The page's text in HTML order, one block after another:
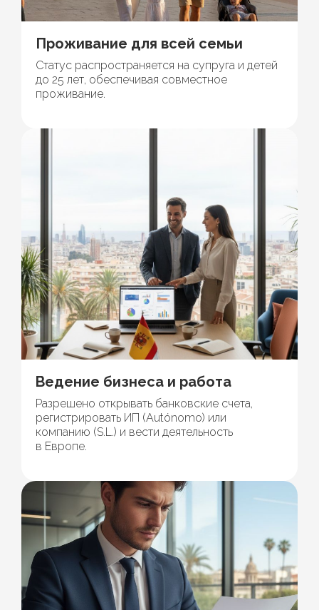
Проживание для всей семьи
Статус распространяется на супруга и детей
до 25 лет, обеспечивая совместное
проживание.
Ведение бизнеса и работа
Разрешено открывать банковские счета,
регистрировать ИП (Autónomo) или
компанию (S.L.) и вести деятельность
в Европе.